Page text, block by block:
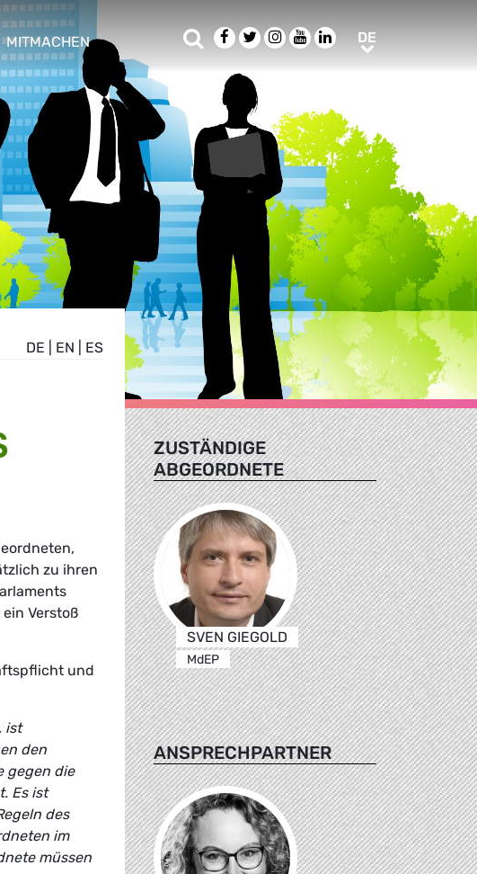
menu
MITMACHEN
show/hide sub menu
SucheFacebook
TwitterInstagram
YoutubeLinkedIn
DEDE
DE EN ES
zu ihren
Verstoß
und
ist
den
gegen die
Es ist
des
im
müssen
ZUSTÄNDIGE
ABGEORDNETE
SVEN GIEGOLD
MdEP
ANSPRECHPARTNER